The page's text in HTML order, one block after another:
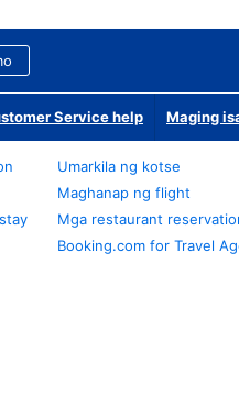
Service help Maging
Umarkila ng kotse
Maghanap ng flight
Mga restaurant
Booking.com for Travel